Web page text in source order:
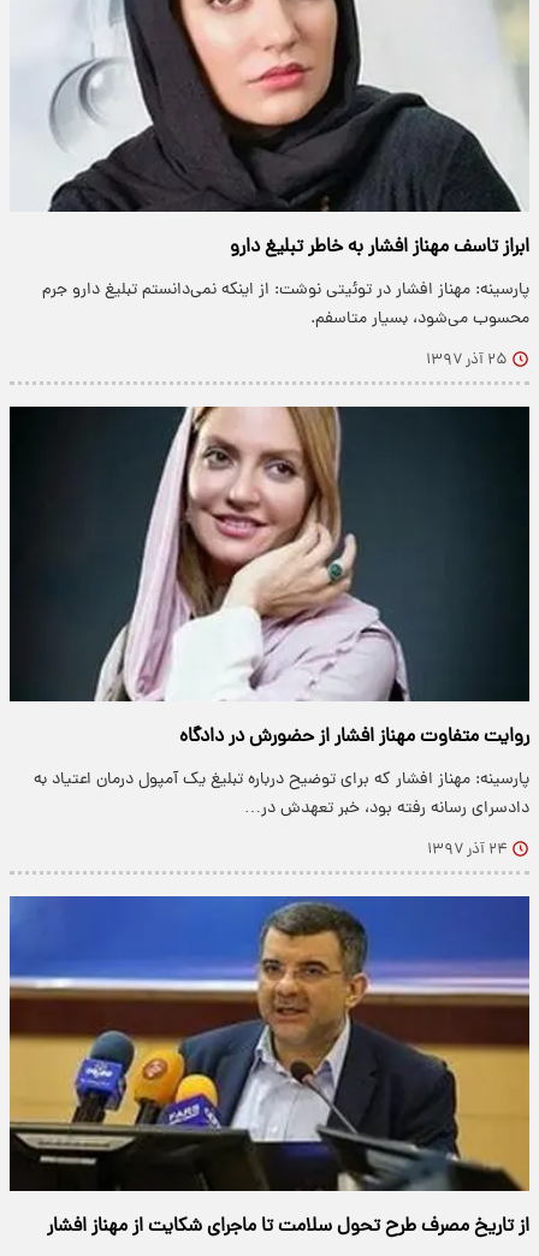
ابراز تاسف مهناز افشار به خاطر تبلیغ دارو
پارسینه: مهناز افشار در توئیتی نوشت: از اینکه نمی‌دانستم تبلیغ دارو جرم
محسوب می‌شود، بسیار متاسفم.
۲۵ آذر ۱۳۹۷
روایت متفاوت مهناز افشار از حضورش در دادگاه
پارسینه: مهناز افشار که برای توضیح درباره تبلیغ یک آمپول درمان اعتیاد به
دادسرای رسانه رفته بود، خبر تعهدش در…
۲۴ آذر ۱۳۹۷
از تاریخ مصرف طرح تحول سلامت تا ماجرای شکایت از مهناز افشار